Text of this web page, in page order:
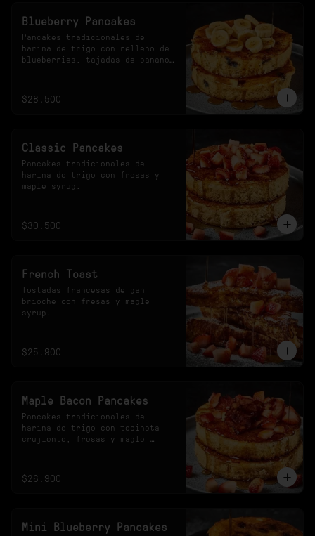
Blueberry Pancakes
Pancakes tradicionales de
harina de trigo con relleno de
blueberries, tajadas de banano
$28.500
Classic Pancakes
Pancakes tradicionales de
harina de trigo con fresas y
maple syrup.
$30.500
French Toast
Tostadas francesas de pan
brioche con fresas y maple
syrup.
$25.900
Maple Bacon Pancakes
Pancakes tradicionales de
harina de trigo con tocineta
crujiente, fresas y maple
$26.900
Mini Blueberry Pancakes